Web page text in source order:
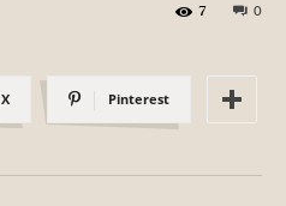
0
7
X Pinterest